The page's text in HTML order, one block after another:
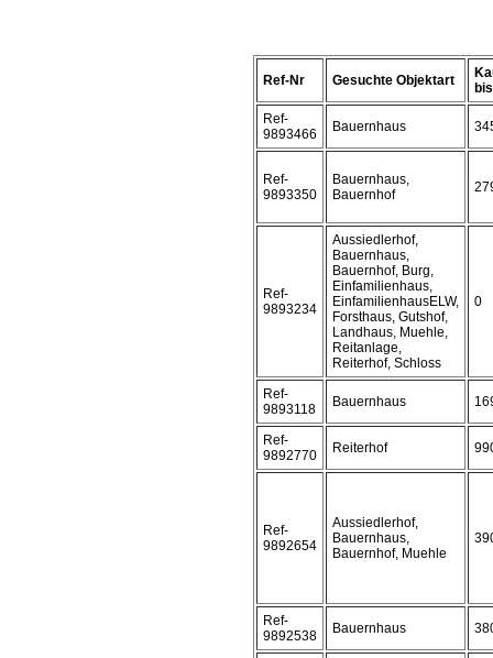
Ref-Nr Gesuchte Objektart
Ref-
9893466
Bauernhaus
Ref-
9893350
Bauernhaus,
Bauernhof
Ref-
9893234
Aussiedlerhof,
Bauernhaus,
Bauernhof, Burg,
Einfamilienhaus,
EinfamilienhausELW,
Forsthaus, Gutshof,
Landhaus, Muehle,
Reitanlage,
Reiterhof, Schloss
0
Ref-
9893118
Bauernhaus
Ref-
9892770
Reiterhof
Ref-
9892654
Aussiedlerhof,
Bauernhaus,
Bauernhof, Muehle
Ref-
9892538
Bauernhaus